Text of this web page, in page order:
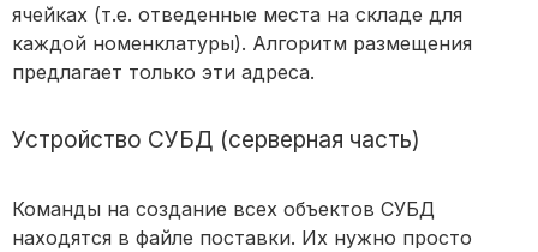
ячейках (т.е. отведенные места на складе для
каждой номенклатуры). Алгоритм размещения
предлагает только эти адреса.
Устройство СУБД (серверная часть)
Команды на создание всех объектов СУБД
находятся в файле поставки. Их нужно просто